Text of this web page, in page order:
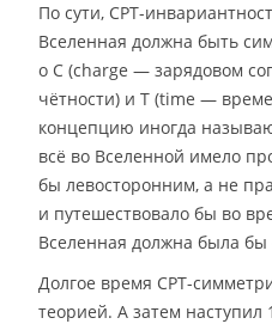
По сути, CPT-
Вселенная должна быть
о С (charge — зарядовом
чётности) и T (timе —
концепцию иногда
всё во Вселенной имело
бы левосторонним, а не
и путешествовало бы во
Вселенная должна была бы
Долгое время СРТ-
теорией. А затем наступил